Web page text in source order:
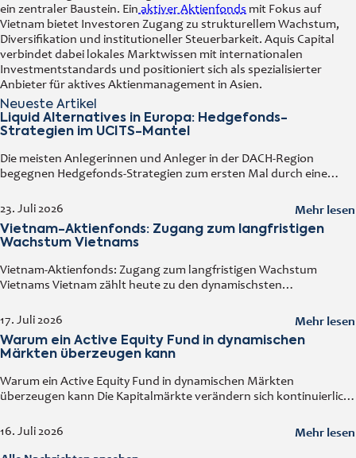
ein zentraler Baustein. Ein aktiver Aktienfonds mit Fokus auf
Vietnam bietet Investoren Zugang zu strukturellem Wachstum,
Diversifikation und institutioneller Steuerbarkeit. Aquis Capital
verbindet dabei lokales Marktwissen mit internationalen
Investmentstandards und positioniert sich als spezialisierter
Anbieter für aktives Aktienmanagement in Asien.
Neueste Artikel
Liquid Alternatives in Europa: Hedgefonds-
Strategien im UCITS-Mantel
23. Juli 2026
Die meisten Anlegerinnen und Anleger in der DACH-Region
begegnen Hedgefonds-Strategien zum ersten Mal durch eine
Handelstag kaufen und verkaufen kann. Diese
Mehr lesen
Vietnam-Aktienfonds: Zugang zum langfristigen
Wachstum Vietnams
17. Juli 2026
Vietnam-Aktienfonds: Zugang zum langfristigen Wachstum
Vietnams Vietnam zählt heute zu den dynamischsten
steigende ausländische Direktinvestitionen, eine wachsende
machen
Mehr lesen
Warum ein Active Equity Fund in dynamischen
Märkten überzeugen kann
16. Juli 2026
Warum ein Active Equity Fund in dynamischen Märkten
überzeugen kann Die Kapitalmärkte verändern sich kontinuierlich.
geopolitische Ereignisse und neue Branchentrends beeinflussen
Mehr lesen